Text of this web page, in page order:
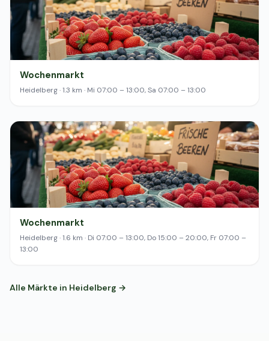
Wochenmarkt
Heidelberg · 1.3 km · Mi 07:00 – 13:00, Sa 07:00 – 13:00
Wochenmarkt
Heidelberg · 1.6 km · Di 07:00 – 13:00, Do 15:00 – 20:00, Fr 07:00 –
13:00
Alle Märkte in Heidelberg →